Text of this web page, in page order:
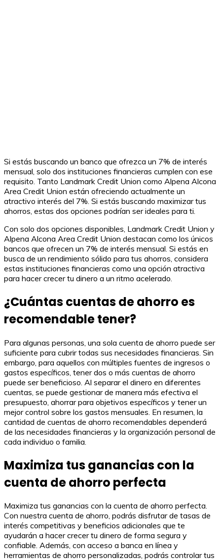
Si estás buscando un banco que ofrezca un 7% de interés
mensual, solo dos instituciones financieras cumplen con ese
requisito. Tanto Landmark Credit Union como Alpena Alcona
Area Credit Union están ofreciendo actualmente un
atractivo interés del 7%. Si estás buscando maximizar tus
ahorros, estas dos opciones podrían ser ideales para ti.
Con solo dos opciones disponibles, Landmark Credit Union y
Alpena Alcona Area Credit Union destacan como los únicos
bancos que ofrecen un 7% de interés mensual. Si estás en
busca de un rendimiento sólido para tus ahorros, considera
estas instituciones financieras como una opción atractiva
para hacer crecer tu dinero a un ritmo acelerado.
¿Cuántas cuentas de ahorro es
recomendable tener?
Para algunas personas, una sola cuenta de ahorro puede ser
suficiente para cubrir todas sus necesidades financieras. Sin
embargo, para aquellos con múltiples fuentes de ingresos o
gastos específicos, tener dos o más cuentas de ahorro
puede ser beneficioso. Al separar el dinero en diferentes
cuentas, se puede gestionar de manera más efectiva el
presupuesto, ahorrar para objetivos específicos y tener un
mejor control sobre los gastos mensuales. En resumen, la
cantidad de cuentas de ahorro recomendables dependerá
de las necesidades financieras y la organización personal de
cada individuo o familia.
Maximiza tus ganancias con la
cuenta de ahorro perfecta
Maximiza tus ganancias con la cuenta de ahorro perfecta.
Con nuestra cuenta de ahorro, podrás disfrutar de tasas de
interés competitivas y beneficios adicionales que te
ayudarán a hacer crecer tu dinero de forma segura y
confiable. Además, con acceso a banca en línea y
herramientas de ahorro personalizadas, podrás controlar tus